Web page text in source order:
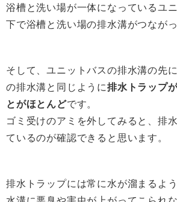
浴槽と洗い場が一体になっているユ
下で浴槽と洗い場の排水溝がつながっ
そして、ユニットバスの排水溝の先
の排水溝と同じように排水トラップ
とがほとんどです。
ゴミ受けのアミを外してみると、排
ているのが確認できると思います。
排水トラップには常に水が溜まるよ